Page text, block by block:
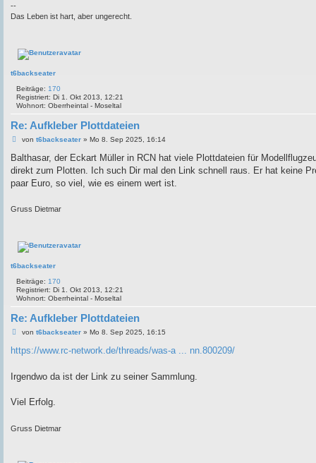
--
Das Leben ist hart, aber ungerecht.
t6backseater
Beiträge: 170
Registriert: Di 1. Okt 2013, 12:21
Wohnort: Oberrheintal - Moseltal
Re: Aufkleber Plottdateien
B
i
r
a
von t6backseater» Mo 8. Sep 2025, 16:14
Balthasar, der Eckart Müller in RCN hat viele Plottdateien für
direkt zum Plotten. Ich such Dir mal den Link schnell raus. Er hat keine
paar Euro, so viel, wie es einem wert ist.
Gruss Dietmar
t6backseater
Beiträge: 170
Registriert: Di 1. Okt 2013, 12:21
Wohnort: Oberrheintal - Moseltal
Re: Aufkleber Plottdateien
B
i
a
g
von t6backseater» Mo 8. Sep 2025, 16:15
https://www.rc-network.de/threads/was-a ... nn.800209/
Irgendwo da ist der Link zu seiner Sammlung.
Viel Erfolg.
Gruss Dietmar